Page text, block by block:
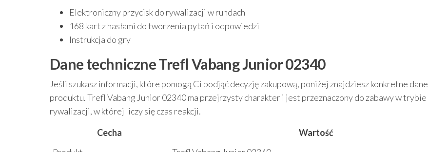
Elektroniczny przycisk do rywalizacji w rundach
168 kart z hasłami do tworzenia pytań i odpowiedzi
Instrukcja do gry
Dane techniczne Trefl Vabang Junior 02340
Jeśli szukasz informacji, które pomogą Ci podjąć decyzję zakupową, poniżej znajdziesz konkretne dane
produktu. Trefl Vabang Junior 02340 ma przejrzysty charakter i jest przeznaczony do zabawy w trybie
rywalizacji, w której liczy się czas reakcji.
Cecha
Wartość